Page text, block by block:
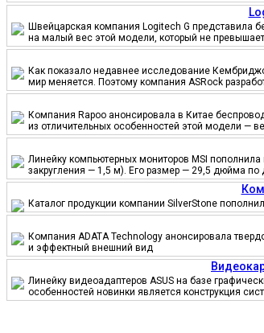
Швейцарская компания Logitech G представила
на малый вес этой модели, который не
Как показало недавнее исследование
мир меняется. Поэтому компания ASRock
Компания Rapoo анонсировала в Китае
из отличительных особенностей этой модели —
Линейку компьютерных мониторов MSI
закругления — 1,5 м). Его размер — 29,5 дюйма
Каталог продукции компании SilverStone
Компания ADATA Technology анонсировала
и эффектный внешний вид
Линейку видеоадаптеров ASUS на базе
особенностей новинки является конструкция